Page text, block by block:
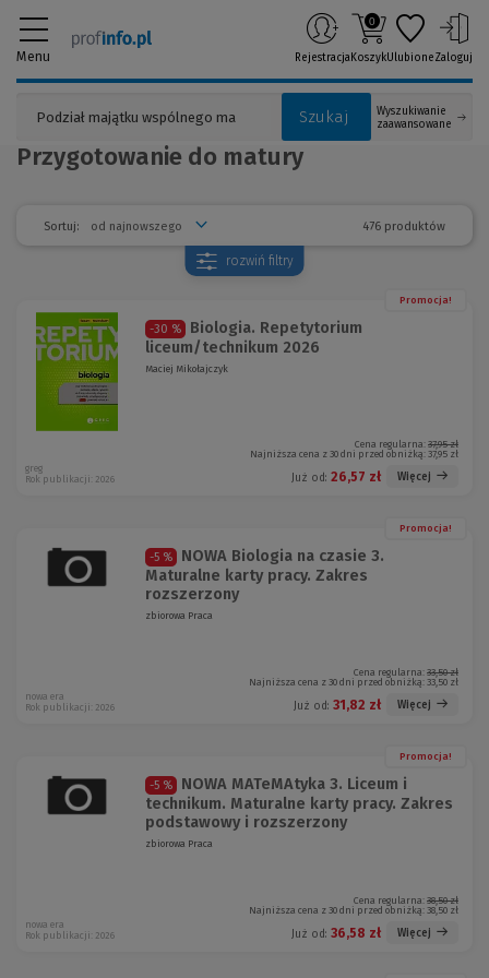
Menu
Szukaj
Wyszukiwanie
zaawansowane
Rejestracja
0
KoszykUlubioneZaloguj
Przygotowanie do matury
Sortuj: 476 produktów
rozwiń filtry
Promocja!
-30 %
Biologia. Repetytorium
liceum/technikum 2026
Maciej Mikołajczyk
Cena regularna: 37,95 zł
Najniższa cena z 30 dni przed obniżką: 37,95 zł
Już od: 26,57 zł Więcej
greg
Rok publikacji: 2026
Promocja!
-5 %
NOWA Biologia na czasie 3.
Maturalne karty pracy. Zakres
rozszerzony
zbiorowa Praca
Cena regularna: 33,50 zł
Najniższa cena z 30 dni przed obniżką: 33,50 zł
Już od: 31,82 zł Więcej
nowa era
Rok publikacji: 2026
Promocja!
-5 %
NOWA MATeMAtyka 3. Liceum i
technikum. Maturalne karty pracy. Zakres
podstawowy i rozszerzony
zbiorowa Praca
Cena regularna: 38,50 zł
Najniższa cena z 30 dni przed obniżką: 38,50 zł
Już od: 36,58 zł Więcej
nowa era
Rok publikacji: 2026